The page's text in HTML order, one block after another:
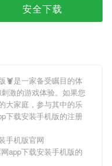
安全下载
🦞是一家备受瞩目的体
激的游戏体验。如果您
大家庭，参与其中的乐
下载安装手机版的注册
手机版官网
app下载安装手机版的